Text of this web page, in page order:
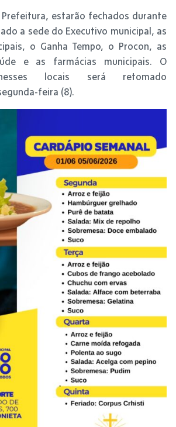
estarão fechados durante
a sede do Executivo municipal, as
o Ganha Tempo, o Procon, as
e as farmácias municipais. O
locais será retomado
feira (8).